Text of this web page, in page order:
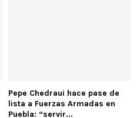
Pepe Chedraui hace pase de
lista a Fuerzas Armadas en
Puebla: “servir...